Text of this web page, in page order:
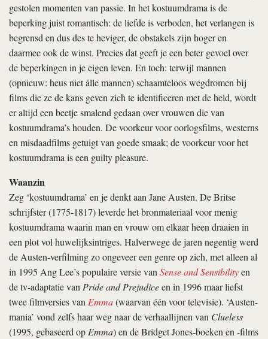
gestolen momenten van passie. In het kostuumdrama is de
beperking juist romantisch: de liefde is verboden, het verlangen is
begrensd en dus des te heviger, de obstakels zijn hoger en
daarmee ook de winst. Precies dat geeft je een beter gevoel over
de beperkingen in je eigen leven. En toch: terwijl mannen
(opnieuw: heus niet álle mannen) schaamteloos wegdromen bij
films die ze de kans geven zich te identificeren met de held, wordt
er altijd een beetje smalend gedaan over vrouwen die van
kostuumdrama’s houden. De voorkeur voor oorlogsfilms, westerns
en misdaadfilms getuigt van goede smaak; de voorkeur voor het
kostuumdrama is een guilty pleasure.
Waanzin
Zeg ‘kostuumdrama’ en je denkt aan Jane Austen. De Britse
schrijfster (1775-1817) leverde het bronmateriaal voor menig
kostuumdrama waarin man en vrouw om elkaar heen draaien in
een plot vol huwelijksintriges. Halverwege de jaren negentig werd
de Austen-verfilming zo ongeveer een genre op zich, met alleen al
in 1995 Ang Lee’s populaire versie vanSense and Sensibilityen
de tv-adaptatie vanPride and Prejudiceen in 1996 maar liefst
twee filmversies vanEmma(waarvan één voor televisie). ‘Austen-
mania’ vond zelfs haar weg naar de verhaallijnen van Clueless
(1995, gebaseerd opEmma) en de Bridget Jones-boeken en -films